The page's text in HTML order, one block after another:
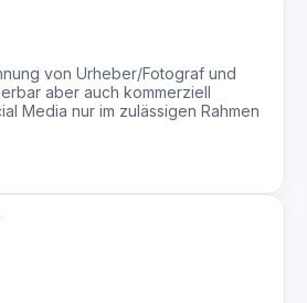
von Urheber/Fotograf und
aber auch kommerziell
Media nur im zulässigen Rahmen